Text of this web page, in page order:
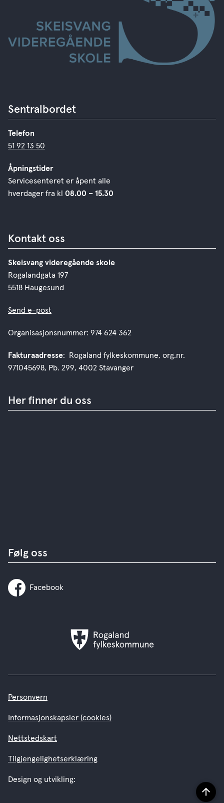
Sentralbordet
Telefon
51 92 13 50
Åpningstider
Servicesenteret er åpent alle
hverdager fra kl 08.00 – 15.30
Kontakt oss
Skeisvang videregående skole
Rogalandgata 197
5518 Haugesund
Send e-post
Organisasjonsnummer: 974 624 362
Fakturaadresse: Rogaland fylkeskommune, org.nr.
971045698, Pb. 299, 4002 Stavanger
Her finner du oss
Følg oss
Facebook
Rogaland
fylkeskommune
Personvern
Informasjonskapsler (cookies)
Nettstedskart
Tilgjengelighetserklæring
Design og utvikling:
Til